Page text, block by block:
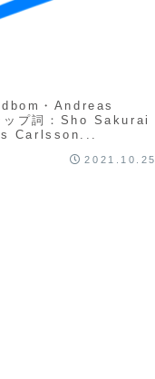
・Andreas
プ詞：Sho Sakurai
Carlsson...
2021.10.25